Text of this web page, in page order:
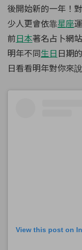
後開始新的一年！
少人更會依靠星座
前日本著名占卜網
明年不同生日 日期
日看看明年對你來
View this post on